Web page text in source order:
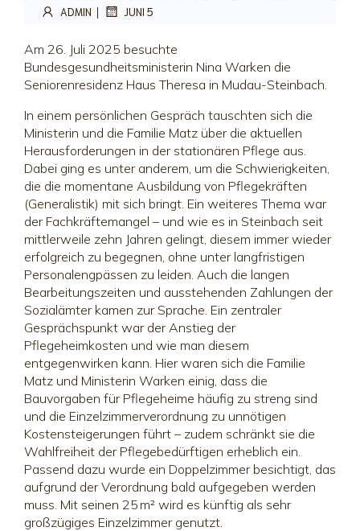
ADMIN | JUNI 5
Am 26. Juli 2025 besuchte
Bundesgesundheitsministerin Nina Warken die
Seniorenresidenz Haus Theresa in Mudau-Steinbach.
In einem persönlichen Gespräch tauschten sich die
Ministerin und die Familie Matz über die aktuellen
Herausforderungen in der stationären Pflege aus.
Dabei ging es unter anderem, um die Schwierigkeiten,
die die momentane Ausbildung von Pflegekräften
(Generalistik) mit sich bringt. Ein weiteres Thema war
der Fachkräftemangel – und wie es in Steinbach seit
mittlerweile zehn Jahren gelingt, diesem immer wieder
erfolgreich zu begegnen, ohne unter langfristigen
Personalengpässen zu leiden. Auch die langen
Bearbeitungszeiten und ausstehenden Zahlungen der
Sozialämter kamen zur Sprache. Ein zentraler
Gesprächspunkt war der Anstieg der
Pflegeheimkosten und wie man diesem
entgegenwirken kann. Hier waren sich die Familie
Matz und Ministerin Warken einig, dass die
Bauvorgaben für Pflegeheime häufig zu streng sind
und die Einzelzimmerverordnung zu unnötigen
Kostensteigerungen führt – zudem schränkt sie die
Wahlfreiheit der Pflegebedürftigen erheblich ein.
Passend dazu wurde ein Doppelzimmer besichtigt, das
aufgrund der Verordnung bald aufgegeben werden
muss. Mit seinen 25 m² wird es künftig als sehr
großzügiges Einzelzimmer genutzt.